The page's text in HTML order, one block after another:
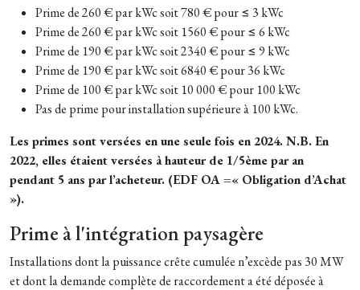
Prime de 260 € par kWc soit 780 € pour ≤ 3 kWc
Prime de 260 € par kWc soit 1560 € pour ≤ 6 kWc
Prime de 190 € par kWc soit 2340 € pour ≤ 9 kWc
Prime de 190 € par kWc soit 6840 € pour 36 kWc
Prime de 100 € par kWc soit 10 000 € pour 100 kWc
Pas de prime pour installation supérieure à 100 kWc.
Les primes sont versées en une seule fois en 2024. N.B. En
2022, elles étaient versées à hauteur de 1/5ème par an
pendant 5 ans par l’acheteur. (EDF OA =« Obligation d’Achat
»).
Prime à l'intégration paysagère
Installations dont la puissance crête cumulée n’excède pas 30 MW
et dont la demande complète de raccordement a été déposée à